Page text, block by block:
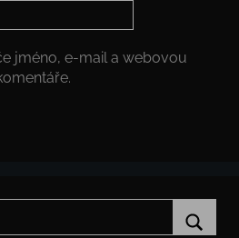
jméno, e-mail a webovou